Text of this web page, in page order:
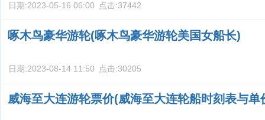
日期:2023-05-16 06:00 点击:37442
啄木鸟豪华游轮(啄木鸟豪华游轮美国女船长)
日期:2023-08-14 11:50 点击:30205
威海至大连游轮票价(威海至大连轮船时刻表与单